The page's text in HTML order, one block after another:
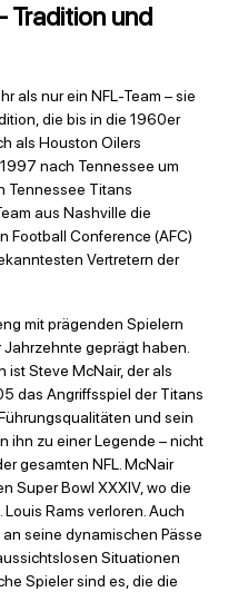
Tradition und
als nur ein NFL-Team – sie
die bis in die 1960er
als Houston Oilers
nach Tennessee um
Tennessee Titans
aus Nashville die
Football Conference (AFC)
Vertretern der
mit prägenden Spielern
geprägt haben.
ist Steve McNair, der als
das Angriffsspiel der Titans
und sein
ihn zu einer Legende – nicht
gesamten NFL. McNair
Super Bowl XXXIV, wo die
Rams verloren. Auch
seine dynamischen Pässe
Situationen
Spieler sind es, die die